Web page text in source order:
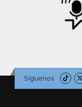
Síguenos